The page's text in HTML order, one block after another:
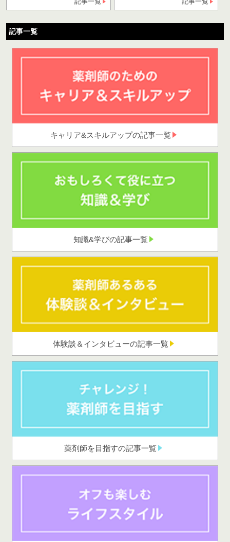
記事一覧
キャリア&スキルアップの記事一覧
知識&学びの記事一覧
体験談＆インタビューの記事一覧
薬剤師を目指すの記事一覧